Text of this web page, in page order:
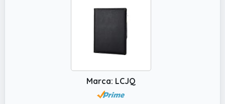
✔️ La libreta de direcciones de impresión
grande con páginas extraíbles proporciona
un amplio espacio de líneas rayadas de 7 a
7,8 mm para una escritura cómoda. El papel
blanco roto crema de 80 g/m² protege tus
ojos de las luces fuertes y la tensión de
visualización y permite una escritura cómoda
Marca: LCJQ